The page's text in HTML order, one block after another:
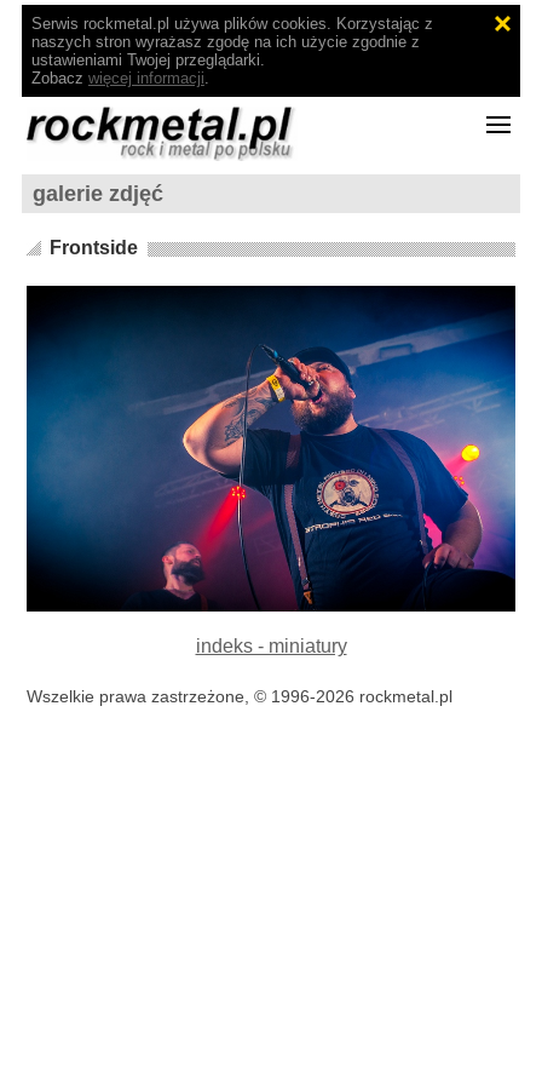
Serwis rockmetal.pl używa plików cookies. Korzystając z
naszych stron wyrażasz zgodę na ich użycie zgodnie z
ustawieniami Twojej przeglądarki.
Zobacz więcej informacji.
galerie zdjęć
Frontside
indeks - miniatury
Wszelkie prawa zastrzeżone, © 1996-2026 rockmetal.pl